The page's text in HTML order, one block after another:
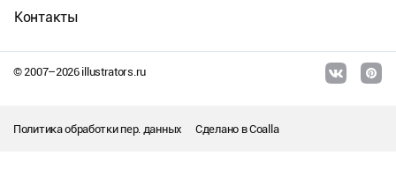
© 2007–2026illustrators.ru
Контакты
Политика обработки пер. данных Сделано вCoalla